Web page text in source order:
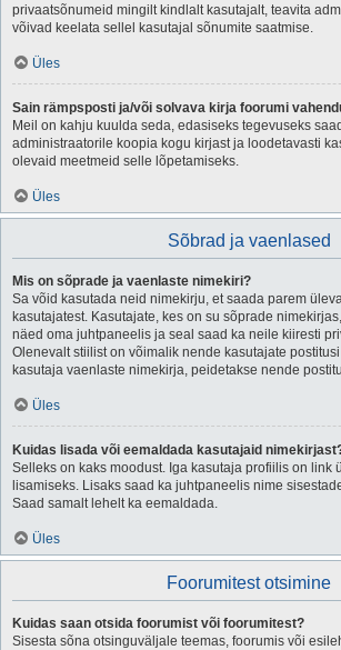
privaatsõnumeid mingilt kindlalt kasutajalt, teavita
võivad keelata sellel kasutajal sõnumite saatmise.
Üles
Sain rämpsposti ja/või solvava kirja foorumi
Meil on kahju kuulda seda, edasiseks tegevuseks
administraatorile koopia kogu kirjast ja loodetavasti
olevaid meetmeid selle lõpetamiseks.
Üles
Sõbrad ja vaenlased
Mis on sõprade ja vaenlaste nimekiri?
Sa võid kasutada neid nimekirju, et saada parem
kasutajatest. Kasutajate, kes on su sõprade
näed oma juhtpaneelis ja seal saad ka neile kiiresti
Olenevalt stiilist on võimalik nende kasutajate
kasutaja vaenlaste nimekirja, peidetakse nende
Üles
Kuidas lisada või eemaldada kasutajaid
Selleks on kaks moodust. Iga kasutaja profiilis on link
lisamiseks. Lisaks saad ka juhtpaneelis nime
Saad samalt lehelt ka eemaldada.
Üles
Foorumitest otsimine
Kuidas saan otsida foorumist või foorumitest?
Sisesta sõna otsinguväljale teemas, foorumis või